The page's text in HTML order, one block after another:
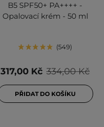
B5 SPF50+ PA++++ -
Opalovací krém - 50 ml
549
334,00 Kč
317,00 Kč
PŘIDAT DO KOŠÍKU